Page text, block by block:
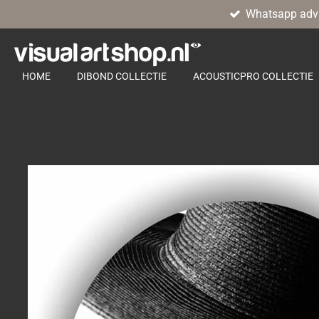
direct
naar
de
hoofdinhoud
Whatsapp
HOME DIBOND COLLECTIE ACOUSTICPRO COLLECTIE